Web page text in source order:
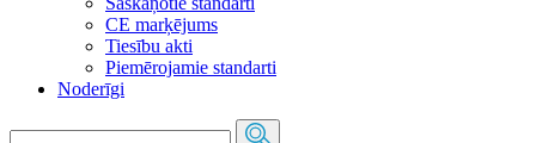
CE marķējums
Tiesību akti
Piemērojamie standarti
Noderīgi